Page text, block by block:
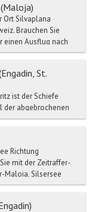
Ort Silvaplana
Brauchen Sie
einen Ausflug nach
St.
ist der Schiefe
der abgebrochenen
um 1500. Im
Richtung
mit der Zeitraffer-
Maloja, Silsersee